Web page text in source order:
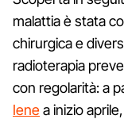
malattia è stata
chirurgica e
radioterapia
con regolarità: a
Ienea inizio